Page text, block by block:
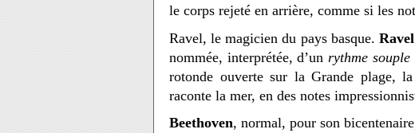
le corps rejeté en arrière, comme si les
Ravel, le magicien du pays basque.
nommée, interprétée, d’un rythme souple
rotonde ouverte sur la Grande plage,
raconte la mer, en des notes
Beethoven, normal, pour son